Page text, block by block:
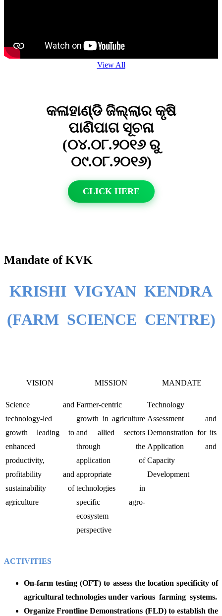
View All
କଳାହାଣ୍ଡି ଜିଲ୍ଲାର କୃଷି
ପାଣିପାଗ ସୂଚନା
(୦୪.୦୮.୨୦୧୬ ରୁ
୦୯.୦୮.୨୦୧୬)
CLICK HERE
Mandate of KVK
KRISHI VIGYAN KENDRA
(FARM SCIENCE CENTRE)
VISION
Science and
technology-led
growth leading to
enhanced
productivity,
profitability and
sustainability of
agriculture
MISSION
Farmer-centric
growth in agriculture
and allied sectors
through the
application of
appropriate
technologies in
specific agro-
ecosystem
perspective
MANDATE
Technology
Assessment and
Demonstration for its
Application and
Capacity
Development
ACTIVITIES
On-farm testing (OFT) to assess the location specificity of
agricultural technologies under various farming systems.
Organize Frontline Demonstrations (FLD) to establish the